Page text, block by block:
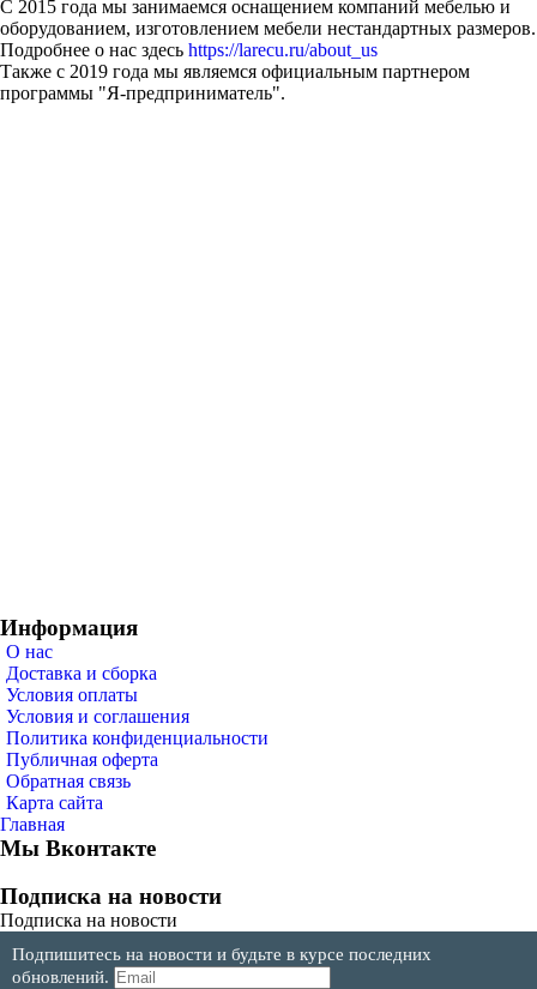
С 2015 года мы занимаемся оснащением компаний мебелью и
оборудованием, изготовлением мебели нестандартных размеров.
Подробнее о нас здесь https://larecu.ru/about_us
Также с 2019 года мы являемся официальным партнером
программы "Я-предприниматель".
Информация
О нас
Доставка и сборка
Условия оплаты
Условия и соглашения
Политика конфиденциальности
Публичная оферта
Обратная связь
Карта сайта
Главная
Мы Вконтакте
Подписка на новости
Подписка на новости
Подпишитесь на новости и будьте в курсе последних
обновлений.